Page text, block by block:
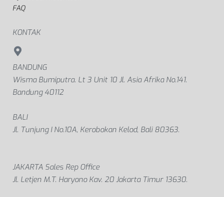
FAQ
KONTAK
BANDUNG
Wisma Bumiputra. Lt 3 Unit 10 Jl. Asia Afrika No.141.
Bandung 40112
BALI
Jl. Tunjung I No.10A, Kerobokan Kelod, Bali 80363.
JAKARTA Sales Rep Office
Jl. Letjen M.T. Haryono Kav. 20 Jakarta Timur 13630.